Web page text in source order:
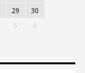
29
30
5 6